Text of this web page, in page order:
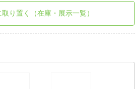
取り置く（在庫・展示一覧）